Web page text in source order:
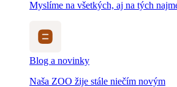
Myslíme na všetkých, aj na tých
Blog a novinky
Naša ZOO žije stále niečím novým